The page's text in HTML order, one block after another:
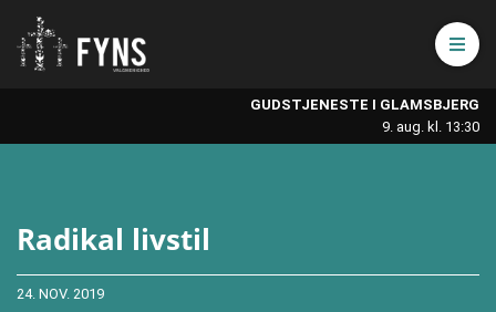
GUDSTJENESTE I GLAMSBJERG
9. aug. kl. 13:30
Åbn
Radikal livstil
24. NOV. 2019